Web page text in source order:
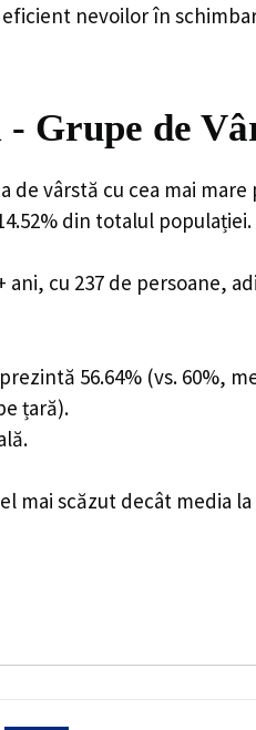
nevoilor în
Grupe de
vârstă cu cea mai
din totalul populației.
cu 237 de persoane,
56.64% (vs. 60%,
țară).
mai scăzut decât media